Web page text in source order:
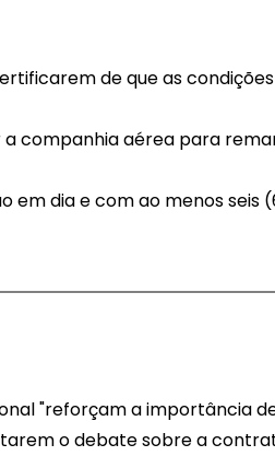
de que as
companhia aérea para
em dia e com ao menos seis
"reforçam a importância
o debate sobre a